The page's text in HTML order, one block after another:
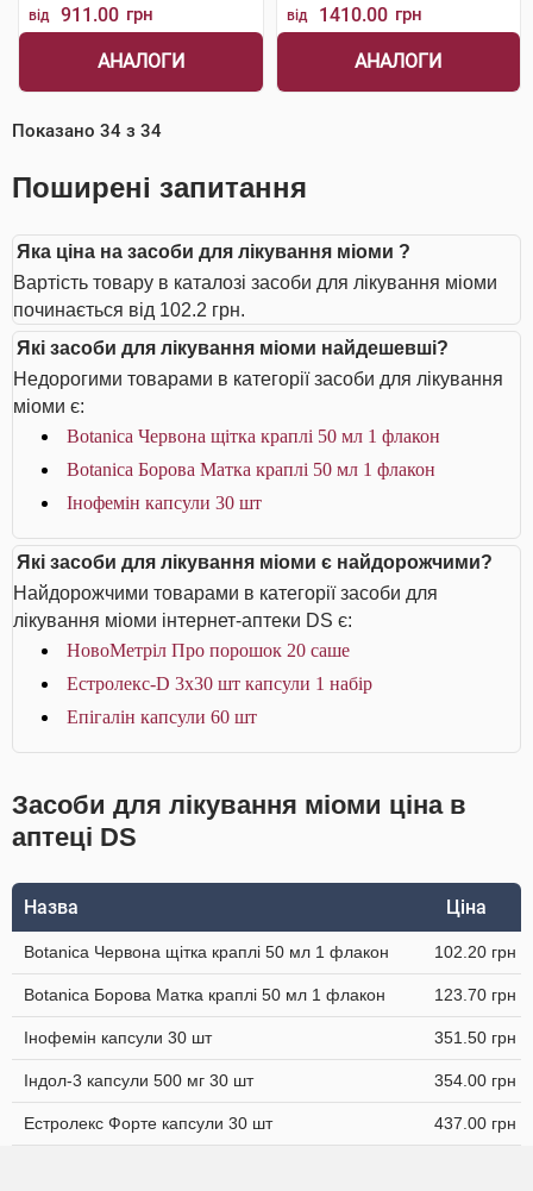
від 911.00 грн
АНАЛОГИ
від 1410.00 грн
АНАЛОГИ
Показано 34 з 34
Поширені запитання
Яка ціна на засоби для лікування міоми ?
Вартість товару в каталозі засоби для лікування міоми
починається від 102.2 грн.
Які засоби для лікування міоми найдешевші?
Недорогими товарами в категорії засоби для лікування
міоми є:
Botanica Червона щітка краплі 50 мл 1 флакон
Botanica Борова Матка краплі 50 мл 1 флакон
Інофемін капсули 30 шт
Які засоби для лікування міоми є найдорожчими?
Найдорожчими товарами в категорії засоби для
лікування міоми інтернет-аптеки DS є:
НовоМетріл Про порошок 20 саше
Естролекс-D 3х30 шт капсули 1 набір
Епігалін капсули 60 шт
Засоби для лікування міоми ціна в
аптеці DS
Назва Ціна
Botanica Червона щітка краплі 50 мл 1 флакон 102.20 грн
Botanica Борова Матка краплі 50 мл 1 флакон 123.70 грн
Інофемін капсули 30 шт 351.50 грн
Індол-3 капсули 500 мг 30 шт 354.00 грн
Естролекс Форте капсули 30 шт 437.00 грн